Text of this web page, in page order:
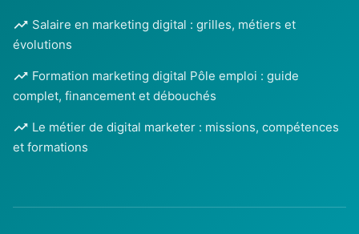
Salaire en marketing digital : grilles, métiers et
évolutions
Formation marketing digital Pôle emploi : guide
complet, financement et débouchés
Le métier de digital marketer : missions, compétences
et formations